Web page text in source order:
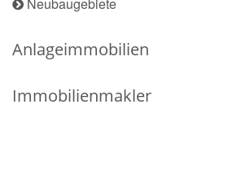
Anlageimmobilien
Immobilienmakler